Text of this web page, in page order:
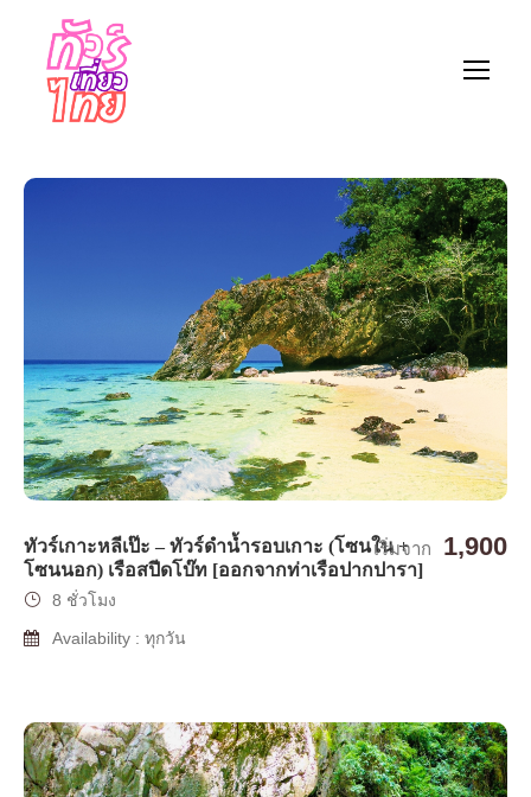
ทัวร์เกาะหลีเป๊ะ – ทัวร์ดำน้ำรอบเกาะ (โซนใน +
โซนนอก) เรือสปีดโบ๊ท [ออกจากท่าเรือปากปารา]
เริ่มจาก 1,900
8 ชั่วโมง
Availability : ทุกวัน